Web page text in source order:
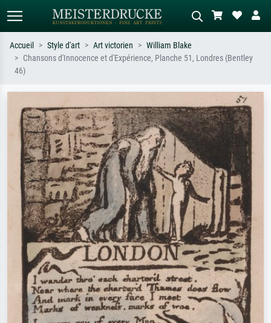
impressionnisme, vague de Hokusai,
nu.
abstrait avec beaucoup de rouge,
tableau sombre, nu debout près d'un
arbre.
Accueil Style d'art Art victorien
William Blake
Chansons d'Innocence et d'Expérience, Planche 51, Londres (Bentley
46)